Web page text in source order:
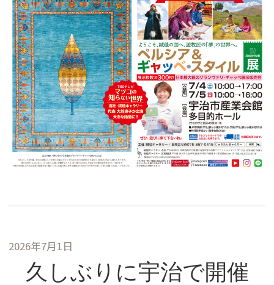
2026年7月1日
久しぶりに宇治で開催